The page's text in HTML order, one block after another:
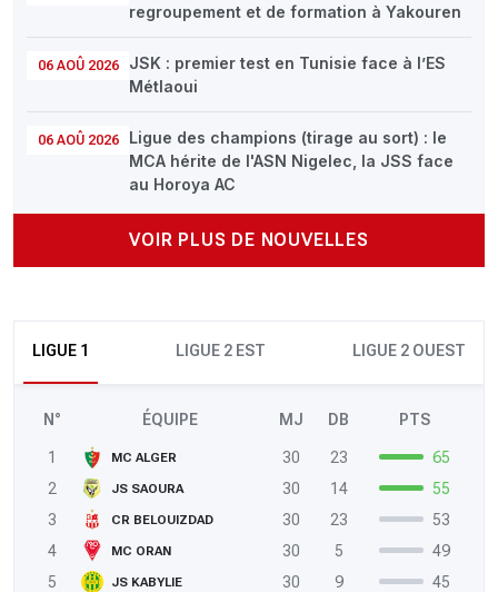
regroupement et de formation à Yakouren
06 AOÛ 2026
JSK : premier test en Tunisie face à l’ES
Métlaoui
06 AOÛ 2026
Ligue des champions (tirage au sort) : le
MCA hérite de l'ASN Nigelec, la JSS face
au Horoya AC
VOIR PLUS DE NOUVELLES
LIGUE 1 LIGUE 2 EST LIGUE 2 OUEST
N° ÉQUIPE MJ DB PTS
1 MC ALGER 30 23
65
2
JS SAOURA 30 14
55
3
CR BELOUIZDAD 30 23
53
4
MC ORAN 30 5
49
5
JS KABYLIE 30 9
45